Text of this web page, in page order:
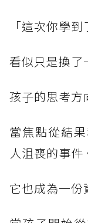
「這次你學到
看似只是換了
孩子的思考方
當焦點從結
人沮喪的事件
它也成為一份